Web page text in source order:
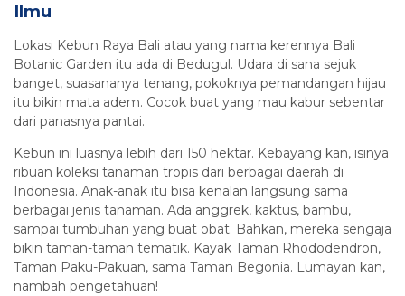
Ilmu
Lokasi Kebun Raya Bali atau yang nama kerennya Bali
Botanic Garden itu ada di Bedugul. Udara di sana sejuk
banget, suasananya tenang, pokoknya pemandangan hijau
itu bikin mata adem. Cocok buat yang mau kabur sebentar
dari panasnya pantai.
Kebun ini luasnya lebih dari 150 hektar. Kebayang kan, isinya
ribuan koleksi tanaman tropis dari berbagai daerah di
Indonesia. Anak-anak itu bisa kenalan langsung sama
berbagai jenis tanaman. Ada anggrek, kaktus, bambu,
sampai tumbuhan yang buat obat. Bahkan, mereka sengaja
bikin taman-taman tematik. Kayak Taman Rhododendron,
Taman Paku-Pakuan, sama Taman Begonia. Lumayan kan,
nambah pengetahuan!